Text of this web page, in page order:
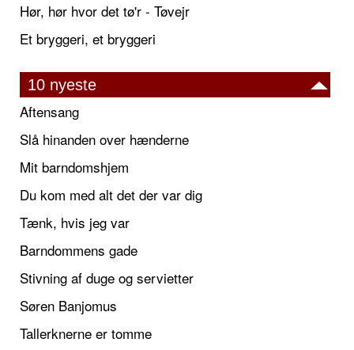
Hør, hør hvor det tø'r - Tøvejr
Et bryggeri, et bryggeri
10 nyeste
Aftensang
Slå hinanden over hænderne
Mit barndomshjem
Du kom med alt det der var dig
Tænk, hvis jeg var
Barndommens gade
Stivning af duge og servietter
Søren Banjomus
Tallerknerne er tomme